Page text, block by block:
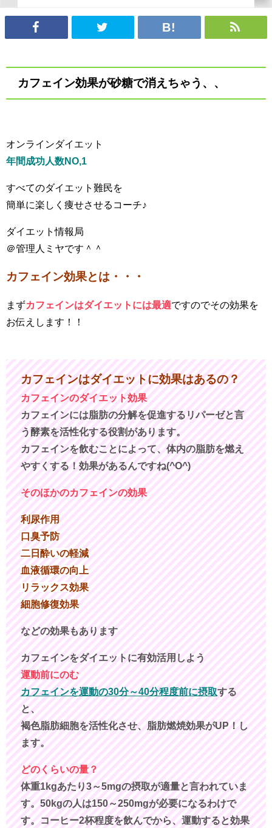
カフェイン効果が砂糖で消えちゃう、、
オンラインダイエット
年間成功人数NO,1
すべてのダイエット難民を
簡単に楽しく痩せさせるコーチ♪
ダイエット情報局
＠管理人ミヤです＾＾
カフェイン効果とは・・・
まずカフェインはダイエットには最適ですのでその効果を
お伝えします！！
カフェインはダイエットに効果はあるの？
カフェインのダイエット効果
カフェインには脂肪の分解を促進するリパーゼと言
う酵素を活性化する役割があります。
カフェインを飲むことによって、体内の脂肪を燃え
やすくする！効果があるんですね(^O^)
そのほかのカフェインの効果
利尿作用
口臭予防
二日酔いの軽減
血液循環の向上
リラックス効果
細胞修復効果
などの効果もあります
カフェインをダイエットに有効活用しよう
運動前にのむ
カフェインを運動の30分～40分程度前に摂取する
と、
褐色脂肪細胞を活性化させ、脂肪燃焼効果がUP！し
ます。
どのくらいの量？
体重1kgあたり3～5mgの摂取が適量と言われていま
す。50kgの人は150～250mgが必要になるわけで
す。コーヒー2杯程度を飲んでから、運動すると効果